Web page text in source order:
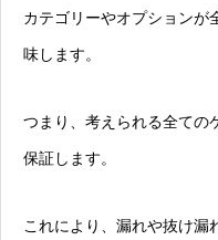
カテゴリーやオプションが
味します。
つまり、考えられる全ての
保証します。
これにより、漏れや抜け漏